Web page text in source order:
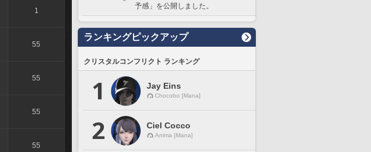
1
55
55
55
55
予感」を公開しました。
ランキングピックアップ
クリスタルコンフリクト ランキング
1 Jay Eins
Chocobo [Mana]
2 Ciel Cocco
Anima [Mana]